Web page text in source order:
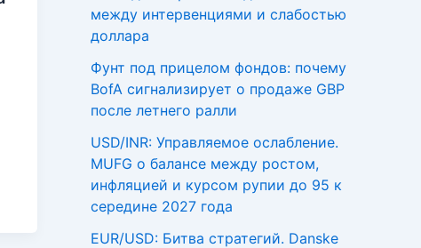
между интервенциями и слабостью
доллара
Фунт под прицелом фондов: почему
BofA сигнализирует о продаже GBP
после летнего ралли
USD/INR: Управляемое ослабление.
MUFG о балансе между ростом,
инфляцией и курсом рупии до 95 к
середине 2027 года
EUR/USD: Битва стратегий. Danske